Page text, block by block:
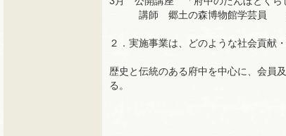
講師 郷土の森博物館学芸員 プ
２．実施事業は、どのような社会貢献
歴史と伝統のある府中を中心に、会員
る。